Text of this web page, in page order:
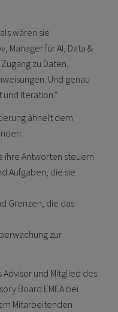
wären sie
Manager für AI, Data &
zu Daten,
Und genau
und Iteration.“
ähnelt dem
ihre Antworten steuern
Aufgaben, die sie
Grenzen, die das
zur
Advisor und Mitglied des
Board EMEA bei
Mitarbeitenden